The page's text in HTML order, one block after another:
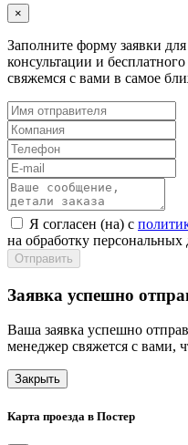
×
Заполните форму заявки
консультации и
свяжемся с вами в самое
Я согласен (на) с
на обработку
Отправить
Заявка успешно
Ваша заявка успешно
менеджер свяжется с вами,
Закрыть
Карта проезда в Постер